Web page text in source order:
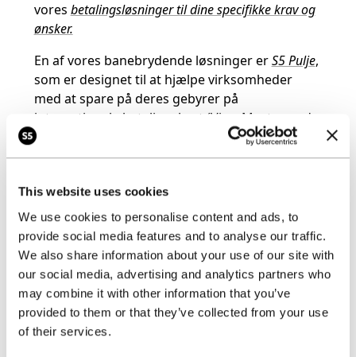
This website uses cookies
We use cookies to personalise content and ads, to
provide social media features and to analyse our traffic.
We also share information about your use of our site with
our social media, advertising and analytics partners who
may combine it with other information that you’ve
provided to them or that they’ve collected from your use
of their services.
vores betalingsløsninger til dine specifikke krav og
ønsker.
En af vores banebrydende løsninger erS5 Pulje,
som er designet til at hjælpe virksomheder
med at spare på deres gebyrer på
internationale betalingskort (Visa, Mastercard
og Maestro). Ved at anvende
"IC++" modellen
kan vi i gennemsnit reducere
betalingskort til kun 0,62% i gennemsnit. Når vi
kombinerer disse internationale kort med
Dankortet, kan vores kunder opnå endnu
lavere transaktionspriser på kun 0,38% i
gennemsnit.
Vores systemer er robuste og skalerbare,
hvilket betyder, at de kan håndtere både store
og små virksomheder uden problemer. Vi er